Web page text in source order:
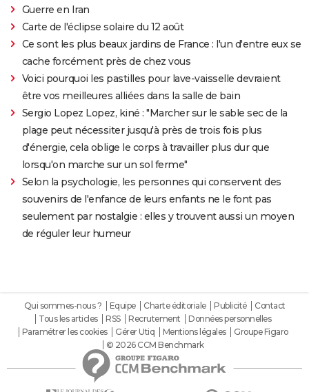
Guerre en Iran
Carte de l'éclipse solaire du 12 août
Ce sont les plus beaux jardins de France : l'un d'entre eux se
cache forcément près de chez vous
Voici pourquoi les pastilles pour lave-vaisselle devraient
être vos meilleures alliées dans la salle de bain
Sergio Lopez Lopez, kiné : "Marcher sur le sable sec de la
plage peut nécessiter jusqu'à près de trois fois plus
d'énergie, cela oblige le corps à travailler plus dur que
lorsqu'on marche sur un sol ferme"
Selon la psychologie, les personnes qui conservent des
souvenirs de l'enfance de leurs enfants ne le font pas
seulement par nostalgie : elles y trouvent aussi un moyen
de réguler leur humeur
Qui sommes-nous ? Equipe Charte éditoriale Publicité
Contact
Tous les articles
RSS Recrutement
Données personnelles
Paramétrer les cookies
Gérer Utiq Mentions légales
Groupe Figaro
© 2026 CCM Benchmark